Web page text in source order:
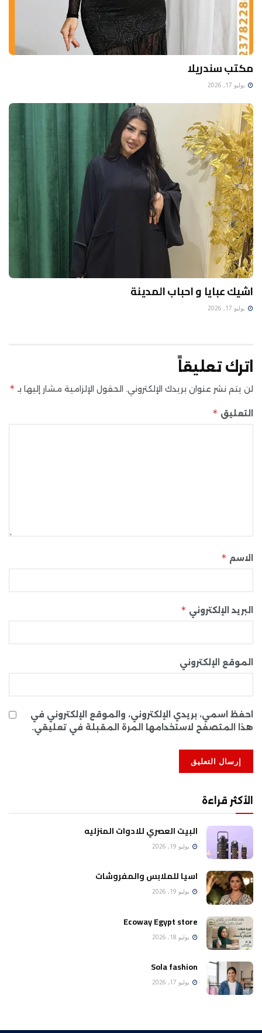
مكتب سندريلا
يوليو 17, 2026
اشيك عبايا و احباب المدينة
يوليو 17, 2026
اترك تعليقاً
لن يتم نشر عنوان بريدك الإلكتروني. الحقول الإلزامية مشار إليها بـ *
التعليق *
الاسم *
البريد الإلكتروني *
الموقع الإلكتروني
احفظ اسمي، بريدي الإلكتروني، والموقع الإلكتروني في
هذا المتصفح لاستخدامها المرة المقبلة في تعليقي.
الأكثر قراءة
البيت العصري للادوات المنزليه
يوليو 19, 2026
اسيا للملابس والمفروشات
يوليو 19, 2026
Ecoway Egypt store
يوليو 18, 2026
Sola fashion
يوليو 17, 2026